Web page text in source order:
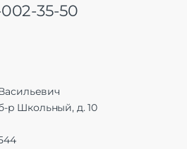
35-50
р Школьный, д. 10